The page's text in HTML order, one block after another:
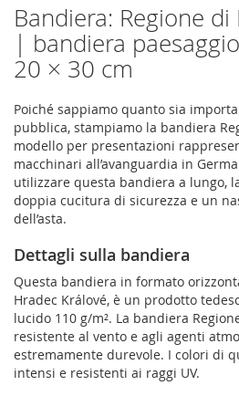
Bandiera: Regione
| bandiera
20 × 30 cm
Poiché sappiamo quanto sia
pubblica, stampiamo la bandiera
modello per presentazioni
macchinari all’avanguardia in
utilizzare questa bandiera a lungo,
doppia cucitura di sicurezza e un
dell’asta.
Dettagli sulla bandiera
Questa bandiera in formato
Hradec Králové, è un prodotto
lucido 110 g/m². La bandiera
resistente al vento e agli agenti
estremamente durevole. I colori di
intensi e resistenti ai raggi UV.